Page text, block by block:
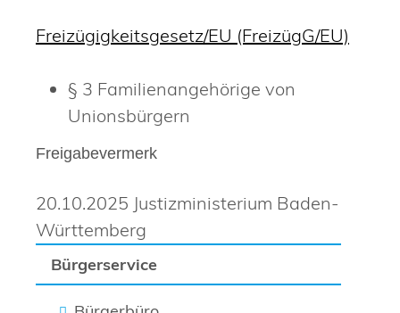
Bürgerservice
Freizügigkeitsgesetz/EU (FreizügG/EU)
§ 3 Familienangehörige von
Unionsbürgern
Freigabevermerk
20.10.2025 Justizministerium Baden-
Württemberg